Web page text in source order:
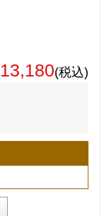
(税込)